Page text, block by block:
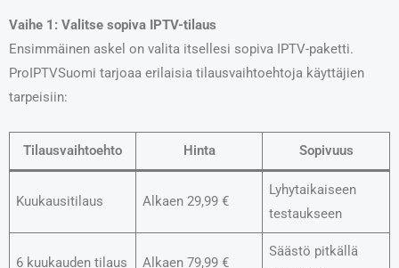
Vaihe 1: Valitse sopiva IPTV-tilaus
Ensimmäinen askel on valita itsellesi sopiva IPTV-paketti.
ProIPTVSuomi tarjoaa erilaisia tilausvaihtoehtoja käyttäjien
tarpeisiin:
Tilausvaihtoehto Hinta Sopivuus
Kuukausitilaus Alkaen 29,99 €
Lyhytaikaiseen
testaukseen
6 kuukauden tilaus Alkaen 79,99 €
Säästö pitkällä